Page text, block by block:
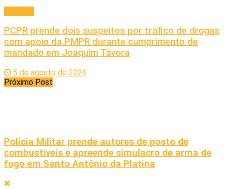
PCPR prende dois suspeitos por tráfico de drogas
com apoio da PMPR durante cumprimento de
mandado em Joaquim Távora
5 de agosto de 2026
Próximo Post
Polícia Militar prende autores de posto de
combustíveis e apreende simulacro de arma de
fogo em Santo Antônio da Platina